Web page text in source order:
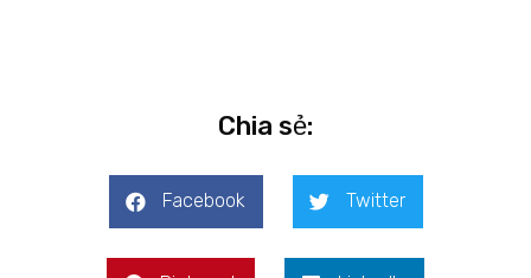
Chia sẻ:
Facebook Twitter